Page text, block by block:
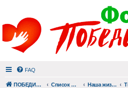
FAQ
ПОБЕДИШЬ.РУ Список форумов Наша жизнь (не всё же о суициде!)